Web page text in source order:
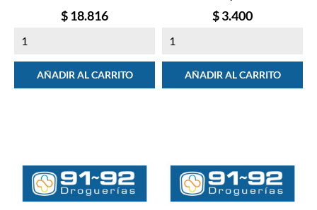
Precio
$ 18.816
AÑADIR AL CARRITO
Precio
$ 3.400
AÑADIR AL CARRITO